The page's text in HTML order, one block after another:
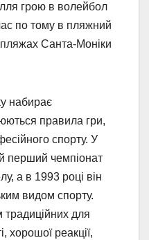
грою в волейбол
по тому в пляжний
Санта-Моніки
набирає
правила гри,
спорту. У
перший чемпіонат
а в 1993 році він
видом спорту.
для
хорошої реакції,